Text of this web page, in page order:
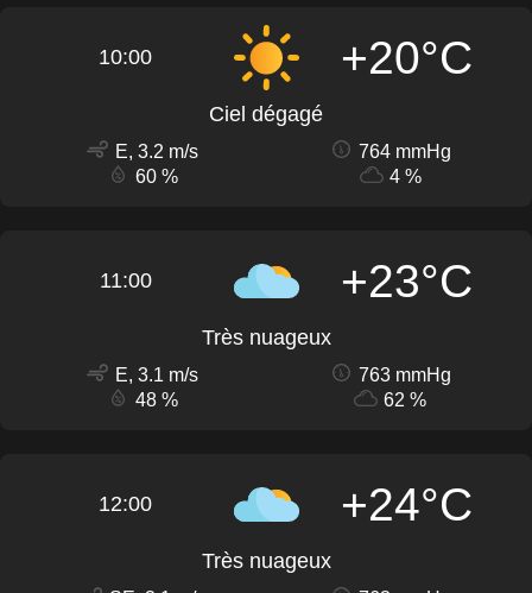
10:00 +20°C
Ciel dégagé
E, 3.2 m/s
764 mmHg
60 %
4 %
11:00 +23°C
Très nuageux
E, 3.1 m/s
763 mmHg
48 %
62 %
12:00 +24°C
Très nuageux